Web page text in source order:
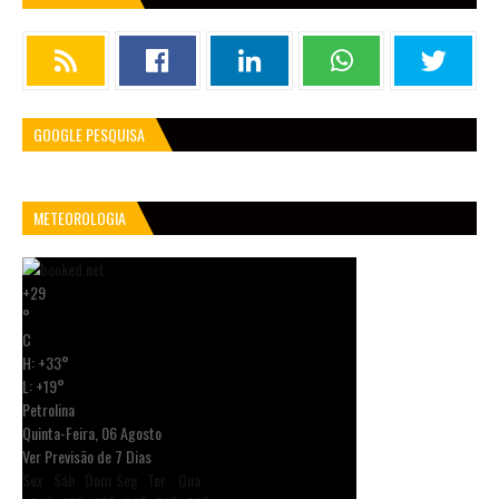
GOOGLE PESQUISA
METEOROLOGIA
+29
°
C
H:+33°
L:+19°
Petrolina
Quinta-Feira, 06 Agosto
Ver Previsão de 7 Dias